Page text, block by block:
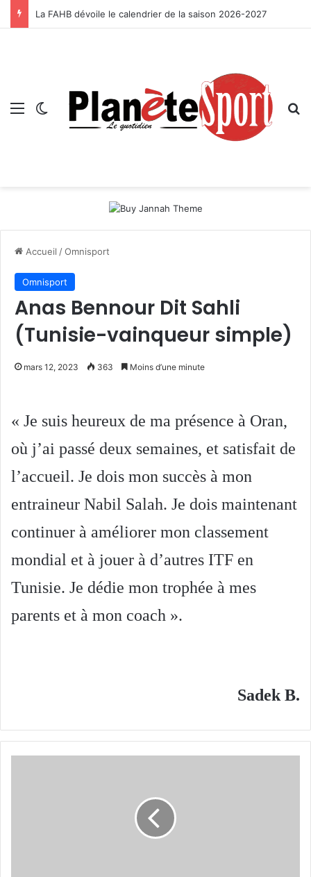
La FAHB dévoile le calendrier de la saison 2026-2027
Menu Switch skin
Accueil /Omnisport
Omnisport
Anas Bennour Dit Sahli
(Tunisie-vainqueur simple)
mars 12, 2023 363 Moins d’une minute
« Je suis heureux de ma présence à Oran,
où j’ai passé deux semaines, et satisfait de
l’accueil. Je dois mon succès à mon
entraineur Nabil Salah. Je dois maintenant
continuer à améliorer mon classement
mondial et à jouer à d’autres ITF en
Tunisie. Je dédie mon trophée à mes
parents et à mon coach ».
Sadek B.